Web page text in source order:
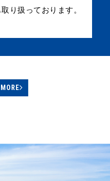
り扱っております。